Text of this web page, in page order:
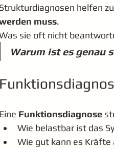
Strukturdiagnosen helfen
muss.
sie oft nicht
Warum ist es genau
Eine Funktionsdiagnose
Wie belastbar ist das
Wie gut kann es